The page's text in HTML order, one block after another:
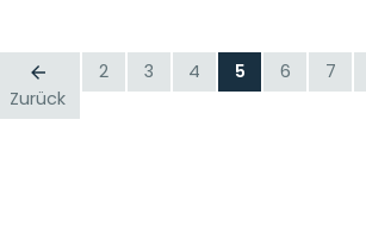
Zurück
2 3 4 5 6 7